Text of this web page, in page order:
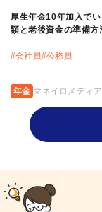
厚生年金10年加入で
額と老後資金の準備方
#会社員#公務員
年金 マネイロメディ